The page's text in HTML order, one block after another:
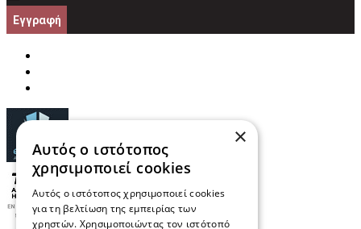
Εγγραφή
×
Αυτός ο ιστότοπος
χρησιμοποιεί cookies
Αυτός ο ιστότοπος χρησιμοποιεί cookies
για τη βελτίωση της εμπειρίας των
χρηστών. Χρησιμοποιώντας τον ιστότοπό